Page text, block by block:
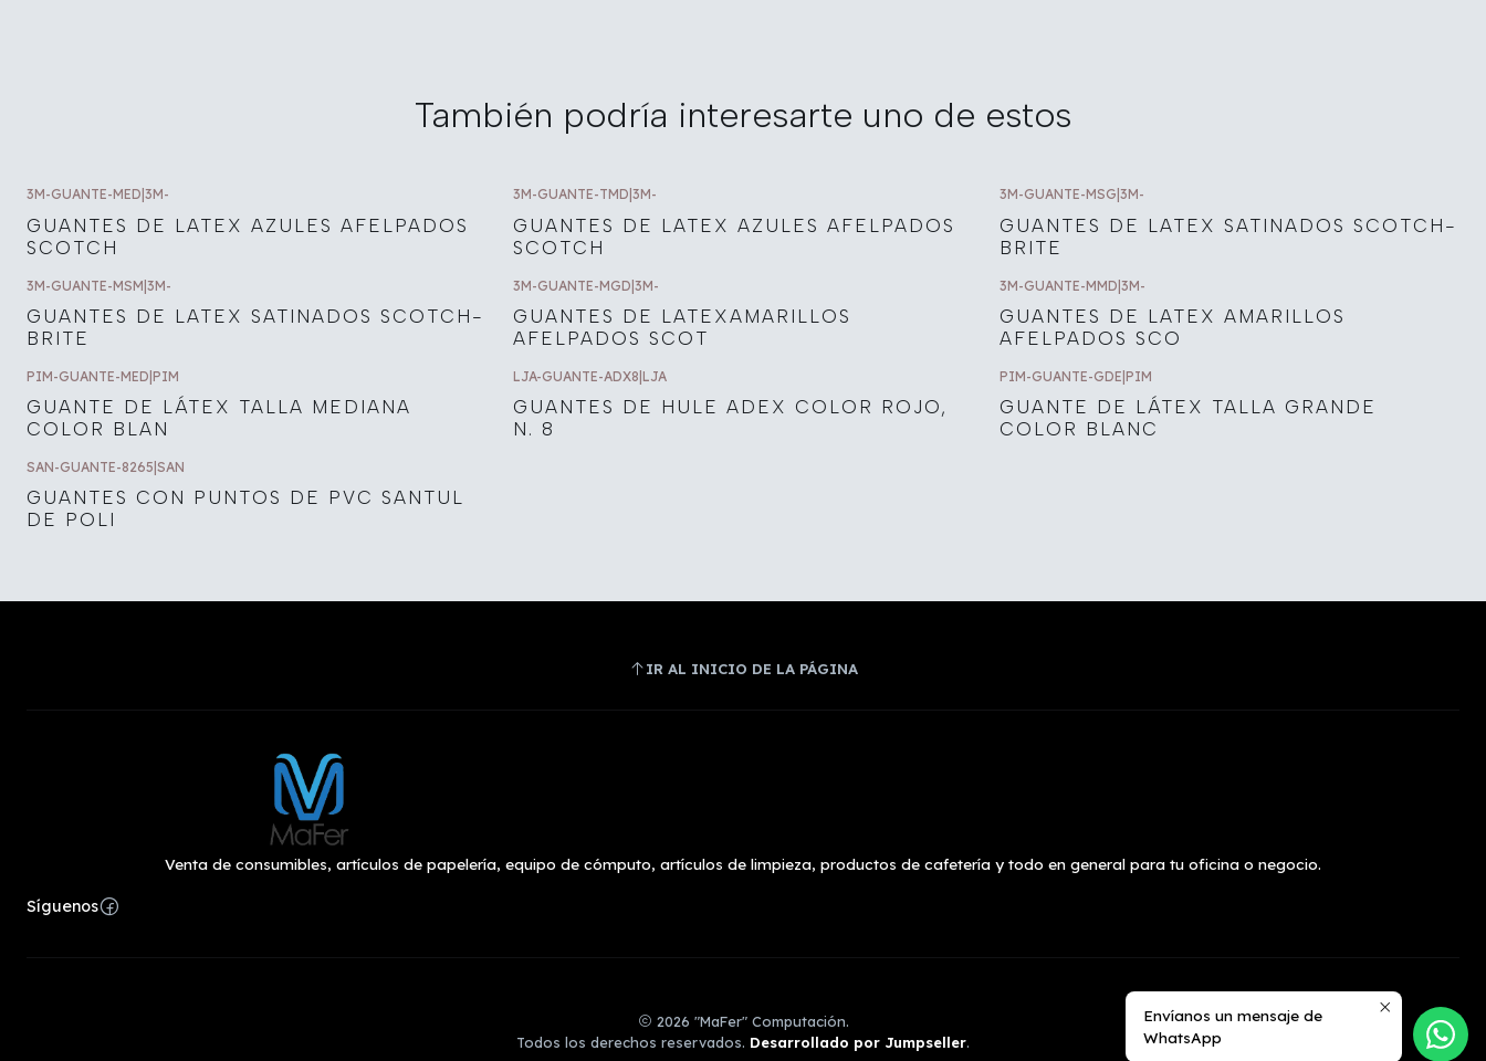
También podría interesarte uno de estos
3M-GUANTE-MED 3M-
GUANTES DE LATEX AZULES AFELPADOS
SCOTCH
3M-GUANTE-TMD 3M-
GUANTES DE LATEX AZULES AFELPADOS
SCOTCH
3M-GUANTE-MSG 3M-
GUANTES DE LATEX SATINADOS SCOTCH-
BRITE
3M-GUANTE-MSM|3M-
GUANTES DE LATEX SATINADOS SCOTCH-
BRITE
3M-GUANTE-MGD|3M-
GUANTES DE LATEXAMARILLOS
AFELPADOS SCOT
3M-GUANTE-MMD|3M-
GUANTES DE LATEX AMARILLOS
AFELPADOS SCO
PIM-GUANTE-MED PIM
GUANTE DE LÁTEX TALLA MEDIANA
COLOR BLAN
LJA-GUANTE-ADX8 LJA
GUANTES DE HULE ADEX COLOR ROJO,
N. 8
PIM-GUANTE-GDE PIM
GUANTE DE LÁTEX TALLA GRANDE
COLOR BLANC
SAN-GUANTE-8265 SAN
GUANTES CON PUNTOS DE PVC SANTUL
DE POLI
IR AL INICIO DE LA PÁGINA
Venta de consumibles, artículos de papelería, equipo de cómputo, artículos de limpieza, productos de cafetería y todo en general para tu oficina o negocio.
Síguenos
2026 "MaFer" Computación.
Todos los derechos reservados. Desarrollado por Jumpseller.
Envíanos un mensaje de
WhatsApp